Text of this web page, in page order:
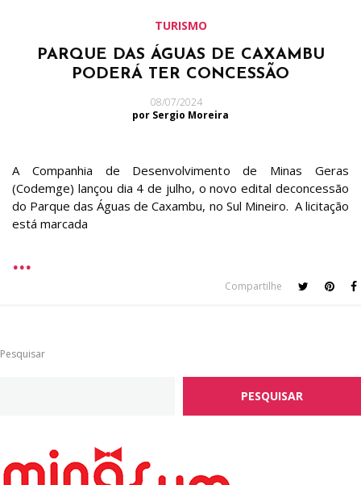
TURISMO
PARQUE DAS ÁGUAS DE CAXAMBU
PODERÁ TER CONCESSÃO
08/07/2024
por Sergio Moreira
A Companhia de Desenvolvimento de Minas Geras
(Codemge) lançou dia 4 de julho, o novo edital deconcessão
do Parque das Águas de Caxambu, no Sul Mineiro. A licitação
está marcada
Compartilhe
Pesquisar
PESQUISAR